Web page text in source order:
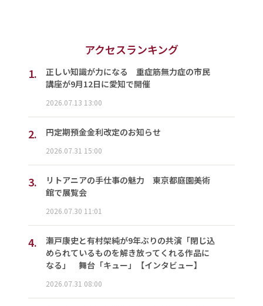
アクセスランキング
1.
正しい知識が力になる 重症筋無力症の市民
講座が9月12日に愛知で開催
2026.07.13 13:00
2. 円定期預金金利改定のお知らせ
2026.07.31 15:00
3.
リトアニアの手仕事の魅力 東京都庭園美術
館で展覧会
2026.07.30 11:01
4.
瀬戸康史と有村架純が9年ぶりの共演「閉じ込
められているものを解き放ってくれる作品に
なる」 舞台「キュー」【インタビュー】
2026.07.31 08:00